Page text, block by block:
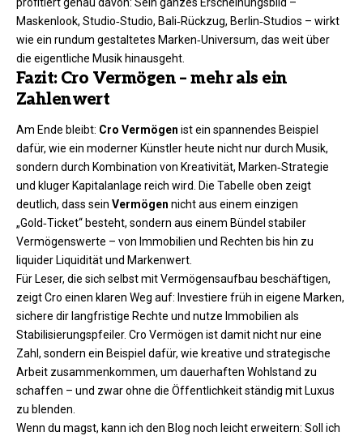
Maskenlook, Studio‑Studio, Bali‑Rückzug, Berlin‑Studios – wirkt
wie ein rundum gestaltetes Marken‑Universum, das weit über
die eigentliche Musik hinausgeht.​
Fazit: Cro Vermögen – mehr als ein
Zahlenwert
Am Ende bleibt: Cro Vermögen ist ein spannendes Beispiel
dafür, wie ein moderner Künstler heute nicht nur durch Musik,
sondern durch Kombination von Kreativität, Marken‑Strategie
und kluger Kapitalanlage reich wird. Die Tabelle oben zeigt
deutlich, dass sein Vermögen nicht aus einem einzigen
„Gold‑Ticket“ besteht, sondern aus einem Bündel stabiler
Vermögenswerte – von Immobilien und Rechten bis hin zu
liquider Liquidität und Markenwert.
Für Leser, die sich selbst mit Vermögensaufbau beschäftigen,
zeigt Cro einen klaren Weg auf: Investiere früh in eigene Marken,
sichere dir langfristige Rechte und nutze Immobilien als
Stabilisierungspfeiler. Cro Vermögen ist damit nicht nur eine
Zahl, sondern ein Beispiel dafür, wie kreative und strategische
Arbeit zusammenkommen, um dauerhaften Wohlstand zu
schaffen – und zwar ohne die Öffentlichkeit ständig mit Luxus
zu blenden.​
Wenn du magst, kann ich den Blog noch leicht erweitern: Soll ich